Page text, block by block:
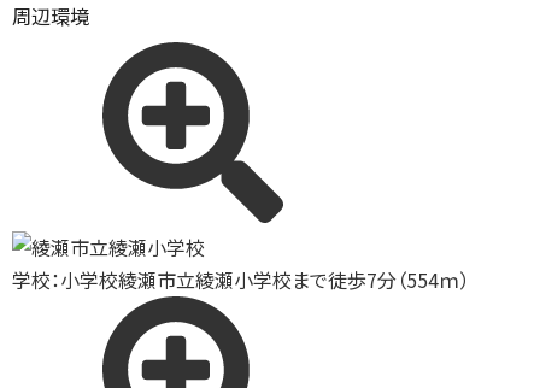
周辺環境
学校：小学校綾瀬市立綾瀬小学校まで徒歩7分（554ｍ）